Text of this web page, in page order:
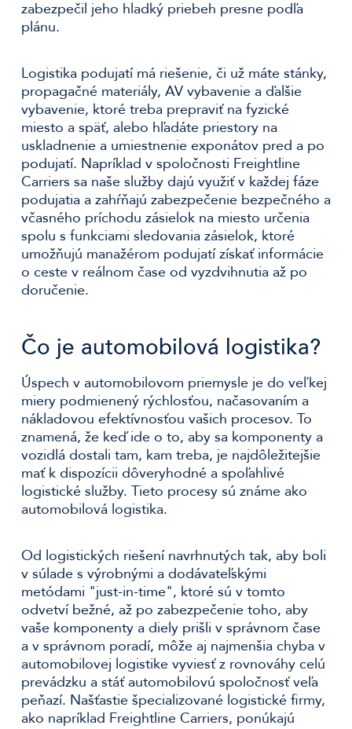
zabezpečil jeho hladký priebeh presne podľa
plánu.
Logistika podujatí má riešenie, či už máte stánky,
propagačné materiály, AV vybavenie a ďalšie
vybavenie, ktoré treba prepraviť na fyzické
miesto a späť, alebo hľadáte priestory na
uskladnenie a umiestnenie exponátov pred a po
podujatí. Napríklad v spoločnosti Freightline
Carriers sa naše služby dajú využiť v každej fáze
podujatia a zahŕňajú zabezpečenie bezpečného a
včasného príchodu zásielok na miesto určenia
spolu s funkciami sledovania zásielok, ktoré
umožňujú manažérom podujatí získať informácie
o ceste v reálnom čase od vyzdvihnutia až po
doručenie.
Čo je automobilová logistika?
Úspech v automobilovom priemysle je do veľkej
miery podmienený rýchlosťou, načasovaním a
nákladovou efektívnosťou vašich procesov. To
znamená, že keď ide o to, aby sa komponenty a
vozidlá dostali tam, kam treba, je najdôležitejšie
mať k dispozícii dôveryhodné a spoľahlivé
logistické služby. Tieto procesy sú známe ako
automobilová logistika.
Od logistických riešení navrhnutých tak, aby boli
v súlade s výrobnými a dodávateľskými
metódami "just-in-time", ktoré sú v tomto
odvetví bežné, až po zabezpečenie toho, aby
vaše komponenty a diely prišli v správnom čase
a v správnom poradí, môže aj najmenšia chyba v
automobilovej logistike vyviesť z rovnováhy celú
prevádzku a stáť automobilovú spoločnosť veľa
peňazí. Našťastie špecializované logistické firmy,
ako napríklad Freightline Carriers, ponúkajú